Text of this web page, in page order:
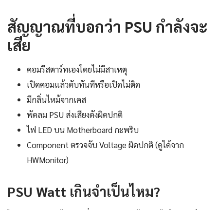
สัญญาณที่บอกว่า PSU กำลังจะ
เสีย
คอมรีสตาร์ทเองโดยไม่มีสาเหตุ
เปิดคอมแล้วดับทันทีหรือเปิดไม่ติด
มีกลิ่นไหม้จากเคส
พัดลม PSU ส่งเสียงดังผิดปกติ
ไฟ LED บน Motherboard กะพริบ
Component ตรวจจับ Voltage ผิดปกติ (ดูได้จาก
HWMonitor)
PSU Watt เกินจำเป็นไหม?